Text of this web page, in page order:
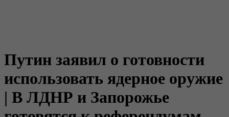
Путин заявил о готовности
использовать ядерное оружие
| В ЛДНР и Запорожье